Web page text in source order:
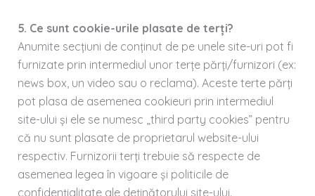
5. Ce sunt cookie-urile plasate de terți?
Anumite secțiuni de conținut de pe unele site-uri pot fi
furnizate prin intermediul unor terțe părți/furnizori (ex:
news box, un video sau o reclama). Aceste terte părți
pot plasa de asemenea cookieuri prin intermediul
site-ului și ele se numesc „third party cookies” pentru
că nu sunt plasate de proprietarul website-ului
respectiv. Furnizorii terți trebuie să respecte de
asemenea legea în vigoare și politicile de
confidențialitate ale deținătorului site-ului.